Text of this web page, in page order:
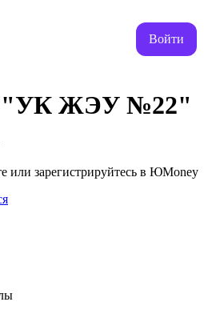
Войти
ЖЭУ №22"
или зарегистрируйтесь в ЮMoney